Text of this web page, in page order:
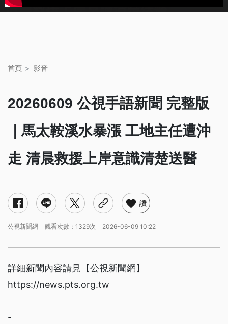
首頁 影音
20260609 公視手語新聞 完整版
｜馬太鞍溪水暴漲 工地主任遭沖
走 清晨救援上岸意識清楚送醫
讚
公視新聞網 觀看次數：1329次 2026-06-09 10:22
詳細新聞內容請見【公視新聞網】
https://news.pts.org.tw
-